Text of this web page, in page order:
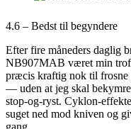
4.6 – Bedst til begyndere
Efter fire måneders daglig
NB907MAB været min
præcis kraftig nok til frosne
— uden at jeg skal
stop-og-ryst. Cyklon-
suget ned mod kniven og